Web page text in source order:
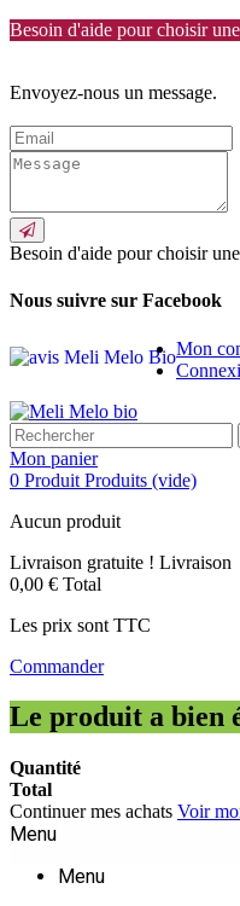
Besoin d'aide pour choisir
Envoyez-nous un message.
Besoin d'aide pour choisir
Nous suivre sur Facebook
Mon
Mon panier
0 Produit Produits (vide)
Aucun produit
Livraison gratuite ! Livraison
0,00 € Total
Les prix sont TTC
Commander
Le produit a bien
Quantité
Total
Continuer mes achats Voir
Menu
Menu